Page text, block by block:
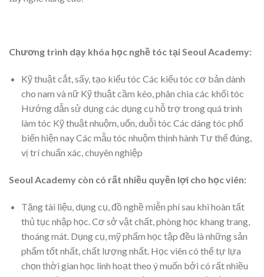
Chương trình dạy khóa học nghề tóc tại Seoul Academy:
Kỹ thuật cắt, sấy, tạo kiểu tóc Các kiểu tóc cơ bản dành
cho nam và nữ Kỹ thuật cầm kéo, phân chia các khối tóc
Hướng dẫn sử dụng các dụng cụ hỗ trợ trong quá trình
làm tóc Kỹ thuật nhuộm, uốn, duỗi tóc Các dáng tóc phổ
biến hiện nay Các mẫu tóc nhuộm thịnh hành Tư thế đúng,
vị trí chuẩn xác, chuyên nghiệp
Seoul Academy còn có rất nhiều quyền lợi cho học viên:
Tặng tài liệu, dụng cụ, đồ nghề miễn phí sau khi hoàn tất
thủ tục nhập học. Cơ sở vật chất, phòng học khang trang,
thoáng mát. Dụng cụ, mỹ phẩm học tập đều là những sản
phẩm tốt nhất, chất lượng nhất. Học viên có thể tự lựa
chọn thời gian học linh hoạt theo ý muốn bởi có rất nhiều